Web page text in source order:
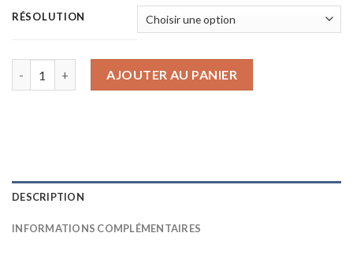
RÉSOLUTION
AJOUTER AU PANIER
DESCRIPTION
INFORMATIONS COMPLÉMENTAIRES